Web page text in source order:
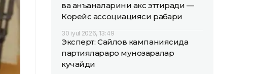
ва анъаналарини акс эттиради —
Корейс ассоциацияси раҳбари
30 iyul 2026, 13:49
Эксперт: Сайлов кампаниясида
партиялараро мунозаралар
кучайди